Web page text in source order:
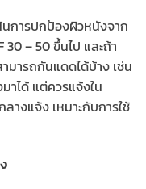
นการปกป้องผิวหนังจาก
– 50 ขึ้นไป และถ้า
ารถกันแดดได้บ้าง เช่น
าได้ แต่ควรแจ้งใน
างแจ้ง เหมาะกับการใช้